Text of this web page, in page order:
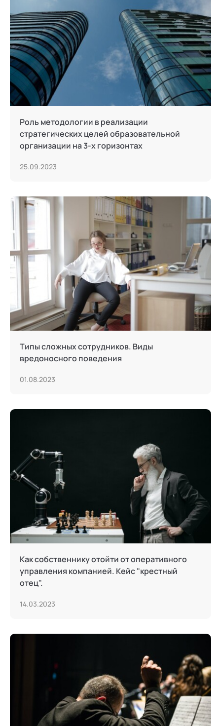
Роль методологии в реализации
стратегических целей образовательной
организации на 3-х горизонтах
25.09.2023
Типы сложных сотрудников. Виды
вредоносного поведения
01.08.2023
Как собственнику отойти от оперативного
управления компанией. Кейс "крестный
отец".
14.03.2023